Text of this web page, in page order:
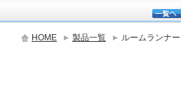
一覧へ
HOME 製品一覧 ルームランナー